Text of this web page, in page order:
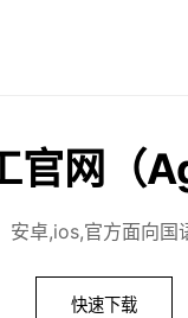
官网（
安卓,ios,官方面向国
快速下载